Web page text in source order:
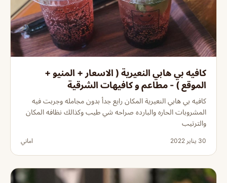
كافيه بي هابي النعيرية ( الاسعار + المنيو +
الموقع ) - مطاعم و كافيهات الشرقية
كافيه بي هابي النعيرية المكان رايع جدأ بدون مجامله وجربت فيه
المشروبات الحاره والبارده صراحه شي طيب وكذالك نظافه المكان
والترتيب
30 يناير 2022 اماني